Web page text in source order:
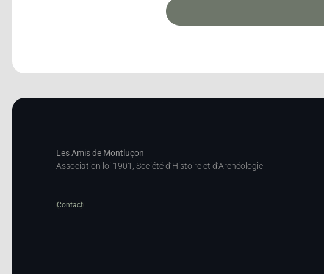
Les Amis de Montluçon
Association loi 1901, Société d’Histoire et d’Archéologie
Contact